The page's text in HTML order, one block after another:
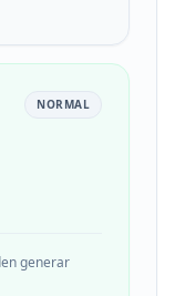
NORMAL
generar